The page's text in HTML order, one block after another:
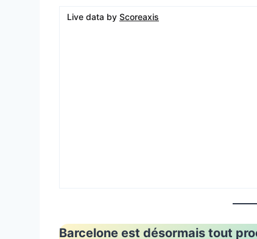
Live data by Scoreaxis
Barcelone est désormais tout